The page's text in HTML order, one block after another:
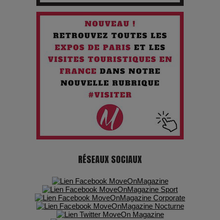
Chien 51 - Quand l’IA prend le pouvoir : une plongée dans un
futur troublant
Maïra Kerey, la “voix d’or du Kazakhstan”, célèbre ses 30
ans de carrière à la Salle Gaveau
Les dessous de la fast fashion : un désastre écologique en
7 Techniques Secrètes des Photographes de Stars
Adieu Jean-Pat : rire au bord du précipice
Pharaonic Festival 2025 : 10 ans d’électro sous les
montagnes, une fête à ne pas manquer
RÉSEAUX SOCIAUX